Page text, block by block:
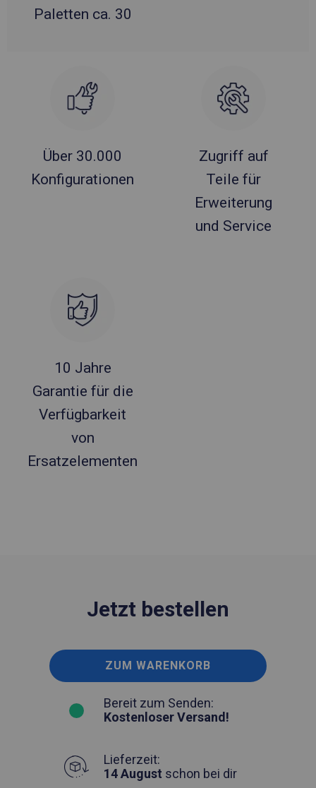
Paletten ca. 30
Über 30.000
Konfigurationen
Zugriff auf
Teile für
Erweiterung
und Service
10 Jahre
Garantie für die
Verfügbarkeit
von
Ersatzelementen
Jetzt bestellen
ZUM WARENKORB
Bereit zum Senden:
Kostenloser Versand!
Lieferzeit:
14 August schon bei dir